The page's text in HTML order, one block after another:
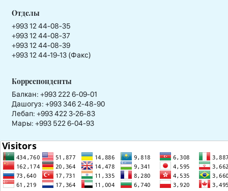
Отделы
+993 12 44-08-35
+993 12 44-08-37
+993 12 44-08-39
+993 12 44-19-13 (Факс)
Корреспонденты
Балкан: +993 222 6-09-01
Дашогуз: +993 346 2-48-90
Лебап: +993 422 3-26-83
Мары: +993 522 6-04-93